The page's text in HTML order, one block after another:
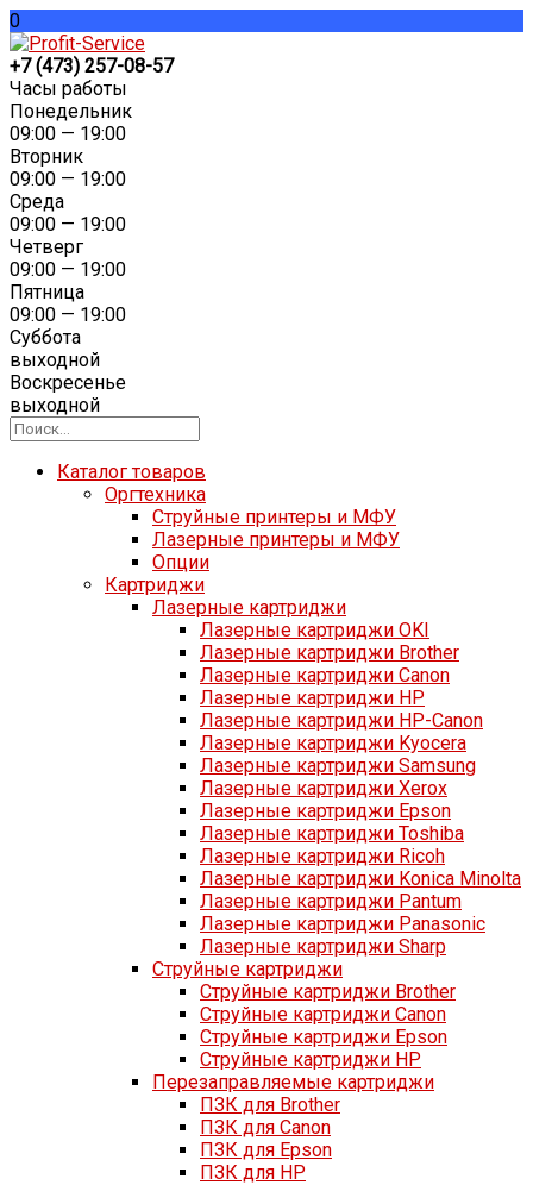
0
+7 (473) 257-08-57
Часы работы
Понедельник
09:00 — 19:00
Вторник
09:00 — 19:00
Среда
09:00 — 19:00
Четверг
09:00 — 19:00
Пятница
09:00 — 19:00
Суббота
выходной
Воскресенье
выходной
Каталог товаров
Оргтехника
Струйные принтеры и МФУ
Лазерные принтеры и МФУ
Опции
Картриджи
Лазерные картриджи
Лазерные картриджи OKI
Лазерные картриджи Brother
Лазерные картриджи Canon
Лазерные картриджи HP
Лазерные картриджи HP-Canon
Лазерные картриджи Kyocera
Лазерные картриджи Samsung
Лазерные картриджи Xerox
Лазерные картриджи Epson
Лазерные картриджи Toshiba
Лазерные картриджи Ricoh
Лазерные картриджи Konica Minolta
Лазерные картриджи Pantum
Лазерные картриджи Panasonic
Лазерные картриджи Sharp
Струйные картриджи
Струйные картриджи Brother
Струйные картриджи Canon
Струйные картриджи Epson
Струйные картриджи HP
Перезаправляемые картриджи
ПЗК для Brother
ПЗК для Canon
ПЗК для Epson
ПЗК для HP